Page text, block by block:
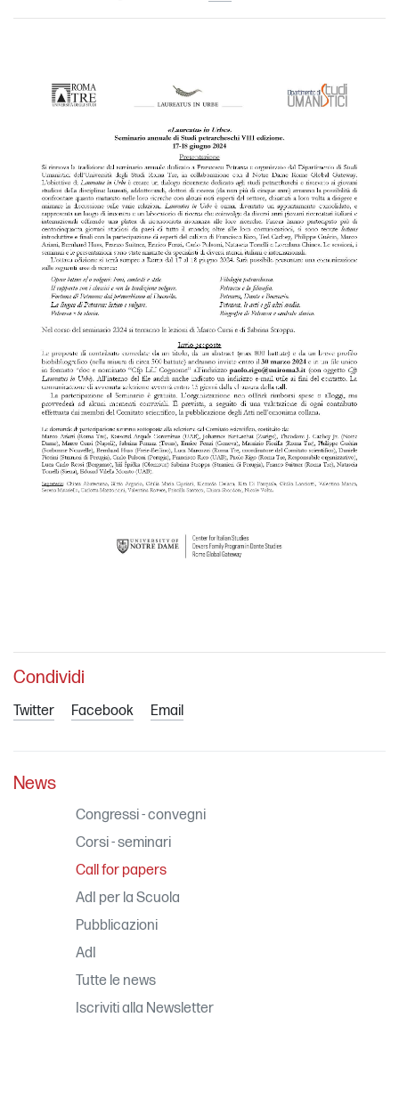
Condividi
Twitter Facebook Email
News
Congressi - convegni
Corsi - seminari
Call for papers
AdI per la Scuola
Pubblicazioni
AdI
Tutte le news
Iscriviti alla Newsletter